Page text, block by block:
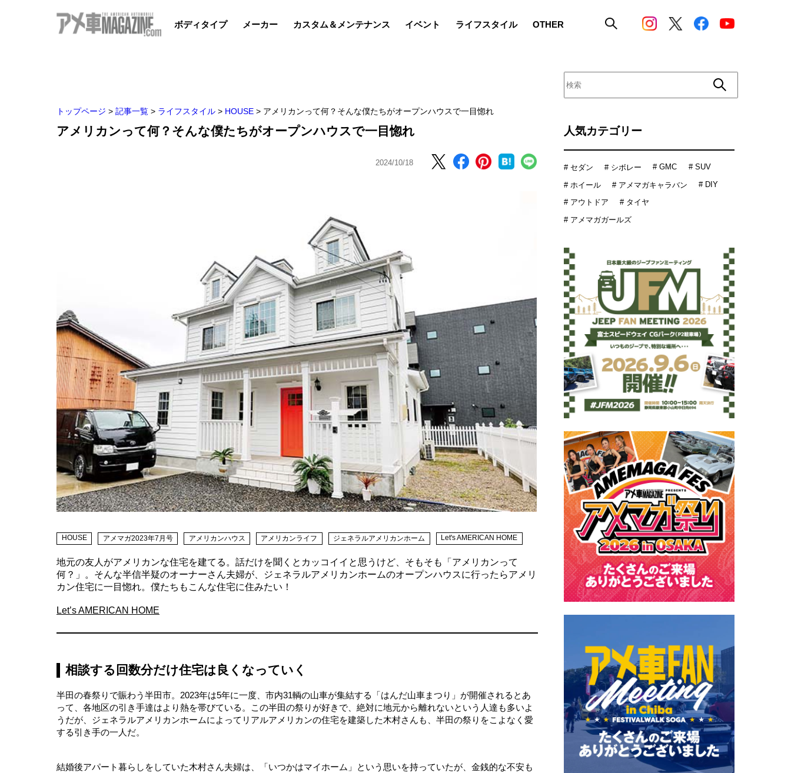
ボディタイプ メーカー カスタム＆メンテナンス イベント ライフスタイル OTHER
トップページ > 記事一覧 > ライフスタイル > HOUSE > アメリカンって何？そんな僕たちがオープンハウスで一目惚れ
アメリカンって何？そんな僕たちがオープンハウスで一目惚れ
2024/10/18
HOUSE アメマガ2023年7月号 アメリカンハウス アメリカンライフ ジェネラルアメリカンホーム Let's AMERICAN HOME
地元の友人がアメリカンな住宅を建てる。話だけを聞くとカッコイイと思うけど、そもそも「アメリカンって
何？」。そんな半信半疑のオーナーさん夫婦が、ジェネラルアメリカンホームのオープンハウスに行ったらアメリ
カン住宅に一目惚れ。僕たちもこんな住宅に住みたい！
Let’s AMERICAN HOME
相談する回数分だけ住宅は良くなっていく
半田の春祭りで賑わう半田市。2023年は5年に一度、市内31輌の山車が集結する「はんだ山車まつり」が開催されるとあ
って、各地区の引き手達はより熱を帯びている。この半田の祭りが好きで、絶対に地元から離れないという人達も多いよ
うだが、ジェネラルアメリカンホームによってリアルアメリカンの住宅を建築した木村さんも、半田の祭りをこよなく愛
する引き手の一人だ。
結婚後アパート暮らしをしていた木村さん夫婦は、「いつかはマイホーム」という思いを持っていたが、金銭的な不安も
人気カテゴリー
# セダン # シボレー # GMC # SUV
# ホイール # アメマガキャラバン # DIY
# アウトドア
# タイヤ
# アメマガガールズ